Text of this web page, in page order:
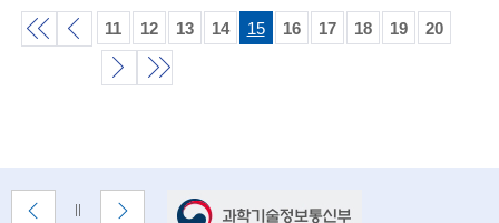
록
록
11 12 13 14 15 16 17 18 19 20
록
배